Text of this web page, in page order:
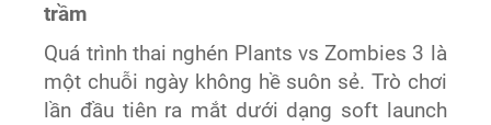
trầm
Quá trình thai nghén Plants vs Zombies 3 là
một chuỗi ngày không hề suôn sẻ. Trò chơi
lần đầu tiên ra mắt dưới dạng soft launch